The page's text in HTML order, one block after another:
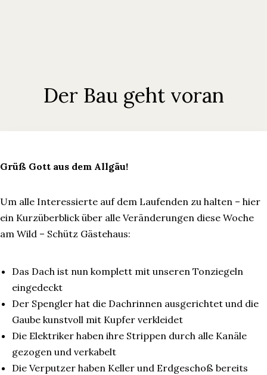
Der Bau geht voran
Grüß Gott aus dem Allgäu!
Um alle Interessierte auf dem Laufenden zu halten – hier
ein Kurzüberblick über alle Veränderungen diese Woche
am Wild – Schütz Gästehaus:
Das Dach ist nun komplett mit unseren Tonziegeln
eingedeckt
Der Spengler hat die Dachrinnen ausgerichtet und die
Gaube kunstvoll mit Kupfer verkleidet
Die Elektriker haben ihre Strippen durch alle Kanäle
gezogen und verkabelt
Die Verputzer haben Keller und Erdgeschoß bereits